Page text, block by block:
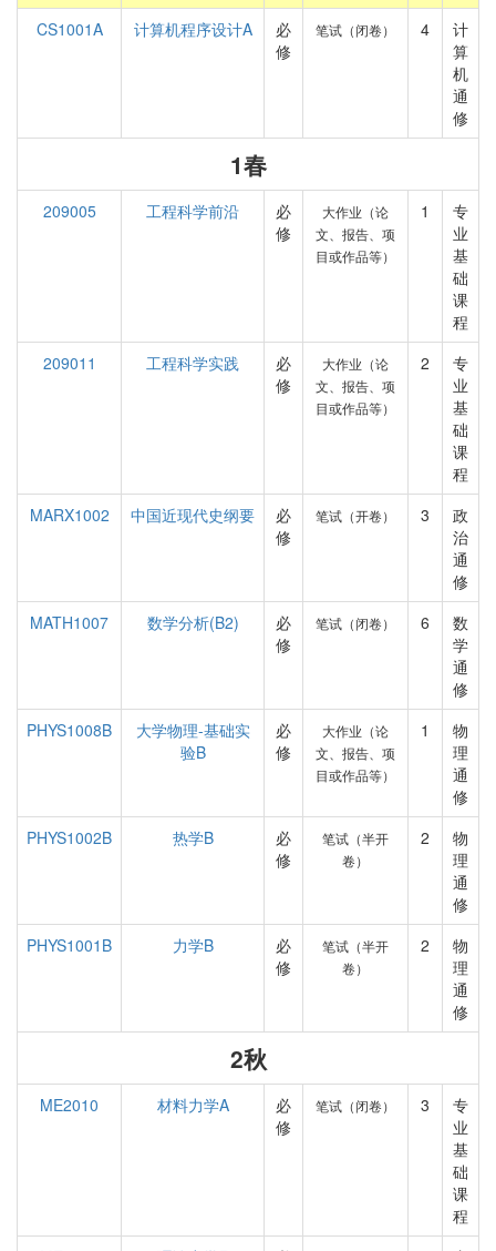
CS1001A
计算机程序设计A
必
修
笔试（闭卷） 4
计
算
机
通
修
1春
209005 工程科学前沿
必
修
大作业（论
文、报告、项
目或作品等）
1
专
业
基
础
课
程
209011
工程科学实践
必
修
大作业（论
文、报告、项
目或作品等）
2
专
业
基
础
课
程
MARX1002
中国近现代史纲要
必
修
笔试（开卷） 3
政
治
通
修
MATH1007
数学分析(B2)
必
修
笔试（闭卷） 6
数
学
通
修
PHYS1008B
大学物理-基础实
验B
必
修
大作业（论
文、报告、项
目或作品等）
1
物
理
通
修
PHYS1002B
热学B
必
修
笔试（半开
卷）
2
物
理
通
修
PHYS1001B
力学B
必
修
笔试（半开
卷）
2
物
理
通
修
2秋
ME2010 材料力学A
必
修
笔试（闭卷） 3
专
业
基
础
课
程